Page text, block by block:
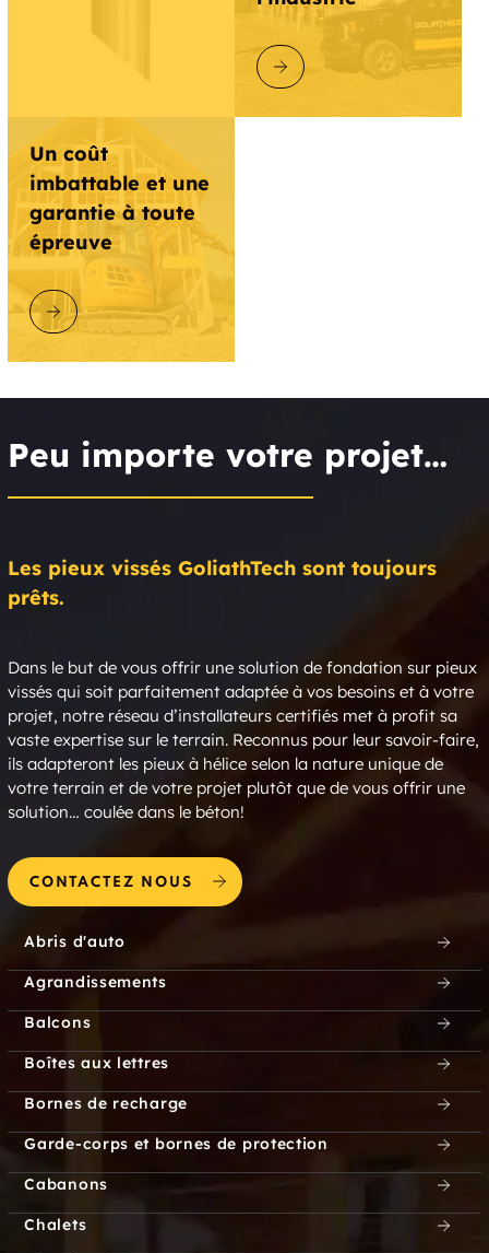
DÉCOUVRIR GOLIATHTECH
Un coût
imbattable et une
garantie à toute
épreuve
DÉCOUVRIR GOLIATHTECH
Peu importe votre projet…
Les pieux vissés GoliathTech sont toujours
prêts.
Dans le but de vous offrir une solution de fondation sur pieux
vissés qui soit parfaitement adaptée à vos besoins et à votre
projet, notre réseau d’installateurs certifiés met à profit sa
vaste expertise sur le terrain. Reconnus pour leur savoir-faire,
ils adapteront les pieux à hélice selon la nature unique de
votre terrain et de votre projet plutôt que de vous offrir une
solution… coulée dans le béton!
CONTACTEZ NOUS
Abris d'auto
Agrandissements
Balcons
Boîtes aux lettres
Bornes de recharge
Garde-corps et bornes de protection
Cabanons
Chalets